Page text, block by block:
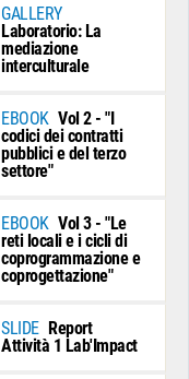
GALLERY
Laboratorio: La
mediazione
interculturale
EBOOK Vol 2 - "I
codici dei contratti
pubblici e del terzo
settore"
EBOOK Vol 3 - "Le
reti locali e i cicli di
coprogrammazione e
coprogettazione"
SLIDE Report
Attività 1 Lab'Impact